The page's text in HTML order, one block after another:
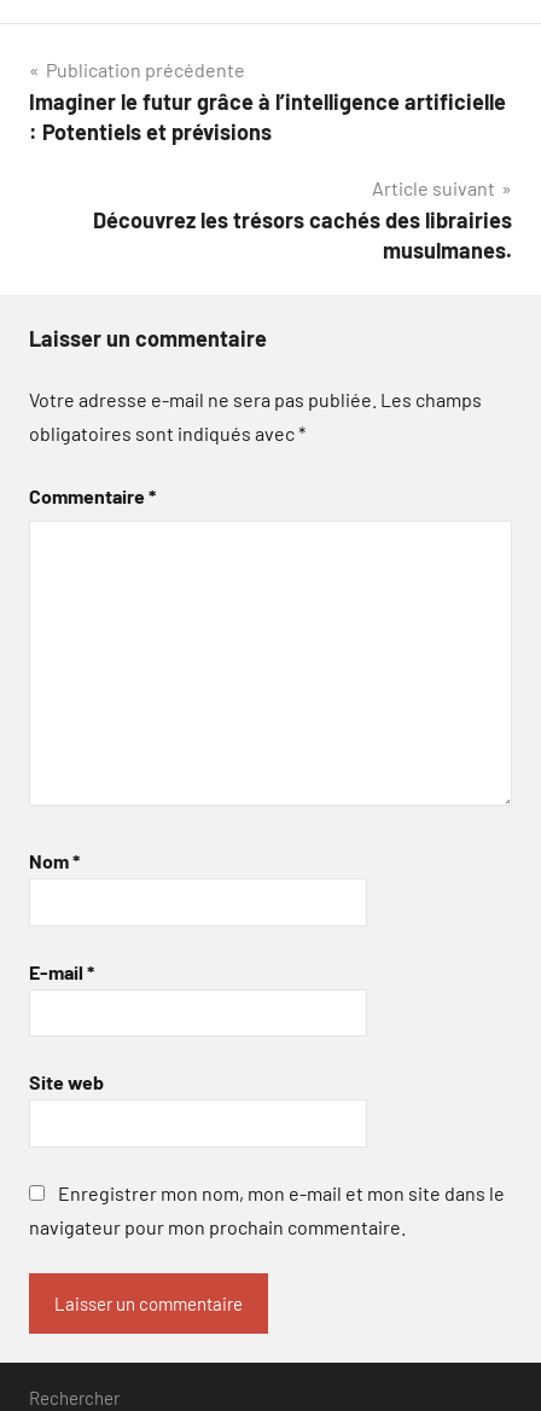
Navigation
de
Publication précédente
Imaginer le futur grâce à l’intelligence artificielle
: Potentiels et prévisions
Article suivant
Découvrez les trésors cachés des librairies
musulmanes.
Laisser un commentaire
Votre adresse e-mail ne sera pas publiée. Les champs
obligatoires sont indiqués avec*
Commentaire*
Nom*
E-mail *
Site web
Enregistrer mon nom, mon e-mail et mon site dans le
navigateur pour mon prochain commentaire.
Rechercher